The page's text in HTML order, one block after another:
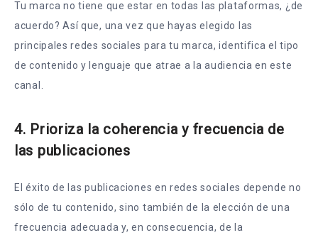
Tu marca no tiene que estar en todas las plataformas, ¿de
acuerdo? Así que, una vez que hayas elegido las
principales redes sociales para tu marca, identifica el tipo
de contenido y lenguaje que atrae a la audiencia en este
canal.
4. Prioriza la coherencia y frecuencia de
las publicaciones
El éxito de las publicaciones en redes sociales depende no
sólo de tu contenido, sino también de la elección de una
frecuencia adecuada y, en consecuencia, de la